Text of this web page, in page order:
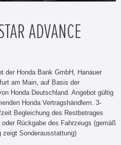
ADVANCE
der Honda Bank GmbH, Hanauer
am Main, auf Basis der
Honda Deutschland. Angebot gültig
Honda Vertragshändlern. 3-
Begleichung des Restbetrages
Rückgabe des Fahrzeugs (gemäß
zeigt Sonderausstattung)